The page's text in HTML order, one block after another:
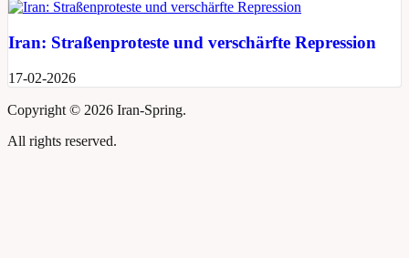
Iran: Straßenproteste und verschärfte Repression
17-02-2026
Copyright © 2026 Iran-Spring.
All rights reserved.